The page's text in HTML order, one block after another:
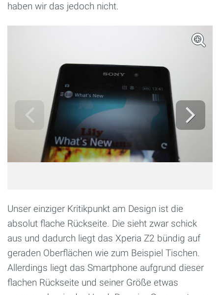
haben wir das jedoch nicht.
Unser einziger Kritikpunkt am Design ist die
absolut flache Rückseite. Die sieht zwar schick
aus und dadurch liegt das Xperia Z2 bündig auf
geraden Oberflächen wie zum Beispiel Tischen.
Allerdings liegt das Smartphone aufgrund dieser
flachen Rückseite und seiner Größe etwas